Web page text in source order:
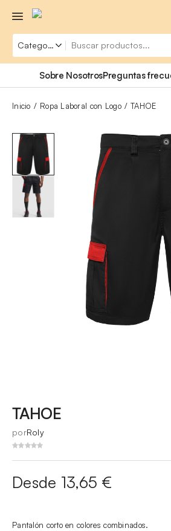
Sobre NosotrosPreguntas
Inicio Ropa Laboral con Logo TAHOE
TAHOE
porRoly
Desde 13,65 €
Pantalón corto en colores combinados.